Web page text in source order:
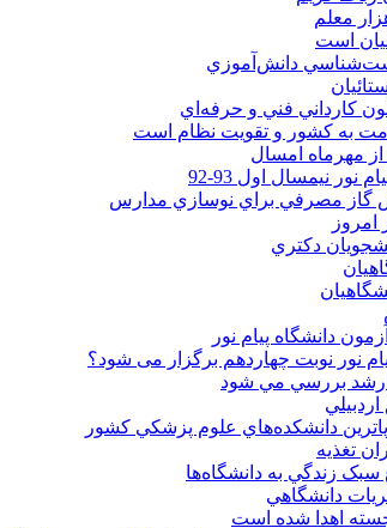
است
دانش‌آموزي
به کشور و تقويت نظام است
مهرماه امسال
نور نیمسال اول 93-92
امروز
دکتري
دانشگاه پیام نور
نور نوبت چهاردهم برگزار می شود؟
تغذيه
دانشگاهي